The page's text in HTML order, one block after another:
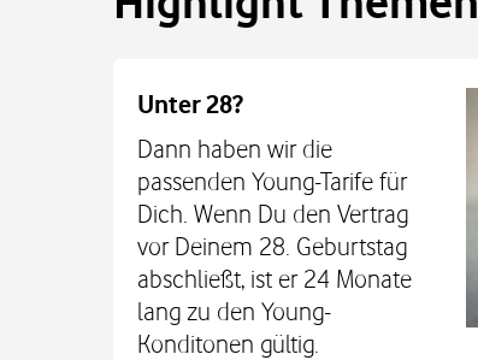
Unter 28?
Dann haben wir die
passenden Young-Tarife für
Dich. Wenn Du den Vertrag
vor Deinem 28. Geburtstag
abschließt, ist er 24 Monate
lang zu den Young-
Konditonen gültig.